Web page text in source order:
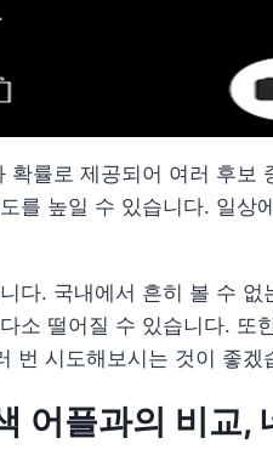
확률로 제공되어 여러 후보
를 높일 수 있습니다. 일상
다. 국내에서 흔히 볼 수
소 떨어질 수 있습니다. 또
번 시도해보시는 것이 좋겠
어플과의 비교,